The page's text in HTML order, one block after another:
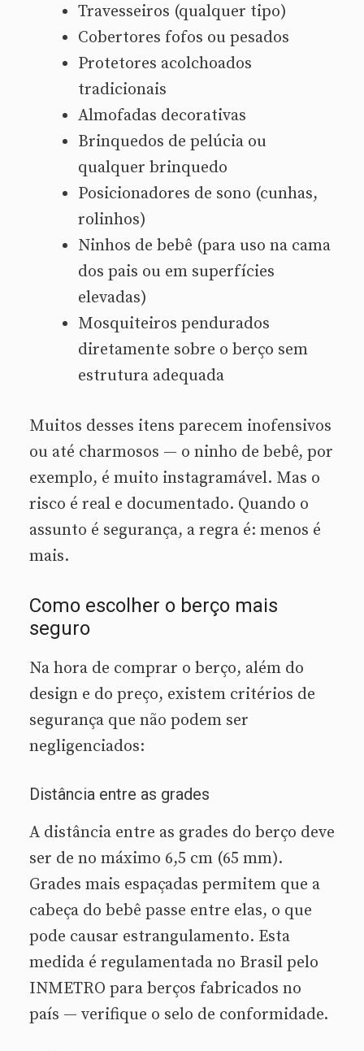
Travesseiros (qualquer tipo)
Cobertores fofos ou pesados
Protetores acolchoados
tradicionais
Almofadas decorativas
Brinquedos de pelúcia ou
qualquer brinquedo
Posicionadores de sono (cunhas,
rolinhos)
Ninhos de bebê (para uso na cama
dos pais ou em superfícies
elevadas)
Mosquiteiros pendurados
diretamente sobre o berço sem
estrutura adequada
Muitos desses itens parecem inofensivos
ou até charmosos — o ninho de bebê, por
exemplo, é muito instagramável. Mas o
risco é real e documentado. Quando o
assunto é segurança, a regra é: menos é
mais.
Como escolher o berço mais
seguro
Na hora de comprar o berço, além do
design e do preço, existem critérios de
segurança que não podem ser
negligenciados:
Distância entre as grades
A distância entre as grades do berço deve
ser de no máximo 6,5 cm (65 mm).
Grades mais espaçadas permitem que a
cabeça do bebê passe entre elas, o que
pode causar estrangulamento. Esta
medida é regulamentada no Brasil pelo
INMETRO para berços fabricados no
país — verifique o selo de conformidade.